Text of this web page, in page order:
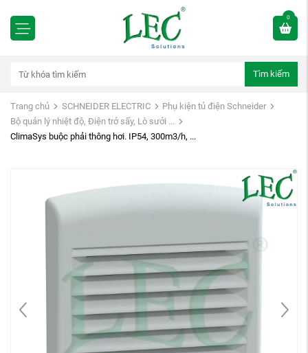
0
Tìm kiếm
Trang chủ SCHNEIDER ELECTRIC
Phụ kiện tủ điện Schneider
Bộ quản lý nhiệt độ, Điện trở sấy, Lò sưởi ...
ClimaSys buộc phải thông hơi. IP54, 300m3/h, ...